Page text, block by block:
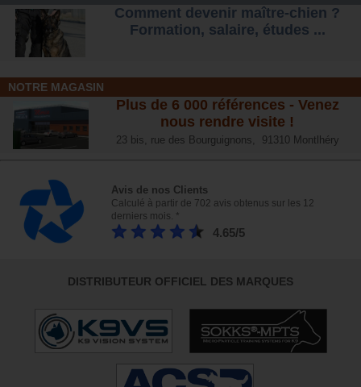
Comment devenir maître-chien ?
Formation, salaire, études ...
NOTRE MAGASIN
Plus de 6 000 références - Venez
nous rendre visite !
23 bis, rue des Bourguignons, 91310 Montlhéry
Avis de nos Clients
Calculé à partir de 702 avis obtenus sur les 12
derniers mois. *
4.65/5
DISTRIBUTEUR OFFICIEL DES MARQUES